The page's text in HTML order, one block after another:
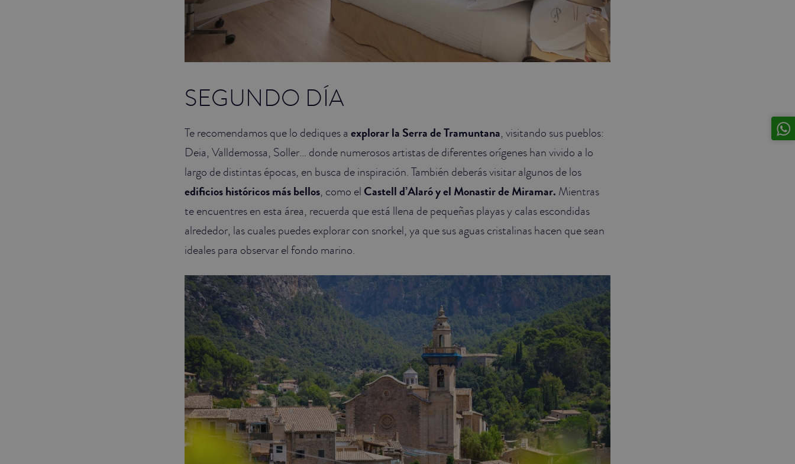
SEGUNDO DÍA
Te recomendamos que lo dediques a explorar la Serra de Tramuntana, visitando sus pueblos:
Deia, Valldemossa, Soller… donde numerosos artistas de diferentes orígenes han vivido a lo
largo de distintas épocas, en busca de inspiración. También deberás visitar algunos de los
edificios históricos más bellos, como el Castell d’Alaró y el Monastir de Miramar. Mientras
te encuentres en esta área, recuerda que está llena de pequeñas playas y calas escondidas
alrededor, las cuales puedes explorar con snorkel, ya que sus aguas cristalinas hacen que sean
ideales para observar el fondo marino.